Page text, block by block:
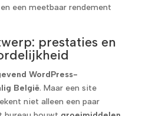
een meetbaar rendement
prestaties en
WordPress-
België. Maar een site
niet alleen een paar